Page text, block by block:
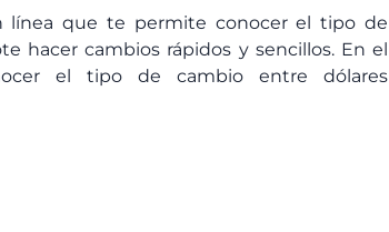
línea que te permite conocer el tipo de
hacer cambios rápidos y sencillos. En el
el tipo de cambio entre dólares